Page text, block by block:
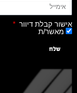
אישור קבלת דיוור
מאשר/ת
שלח